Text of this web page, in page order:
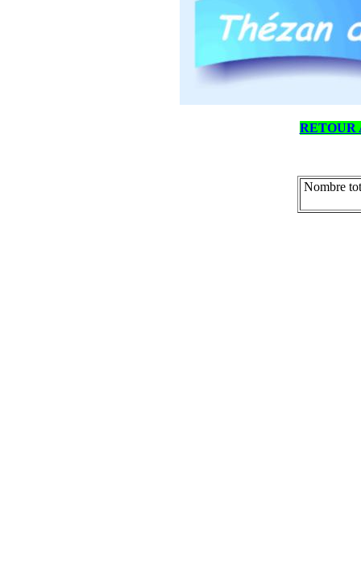
RETOUR
Nombre